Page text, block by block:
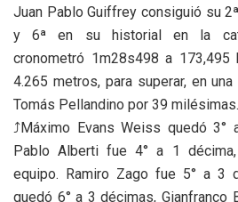
Juan Pablo Guiffrey consiguió su
y 6ª en su historial en la
cronometró 1m28s498 a
4.265 metros, para superar, en
Tomás Pellandino por 39 milésimas.
⤴️Máximo Evans Weiss quedó
Pablo Alberti fue 4° a 1
equipo. Ramiro Zago fue 5° a 3
quedó 6° a 3 décimas, Gianfranco